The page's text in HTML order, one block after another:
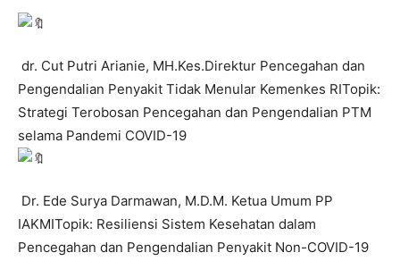
dr. Cut Putri Arianie, MH.Kes.Direktur Pencegahan dan
Pengendalian Penyakit Tidak Menular Kemenkes RITopik:
Strategi Terobosan Pencegahan dan Pengendalian PTM
selama Pandemi COVID-19
Dr. Ede Surya Darmawan, M.D.M. Ketua Umum PP
IAKMITopik: Resiliensi Sistem Kesehatan dalam
Pencegahan dan Pengendalian Penyakit Non-COVID-19